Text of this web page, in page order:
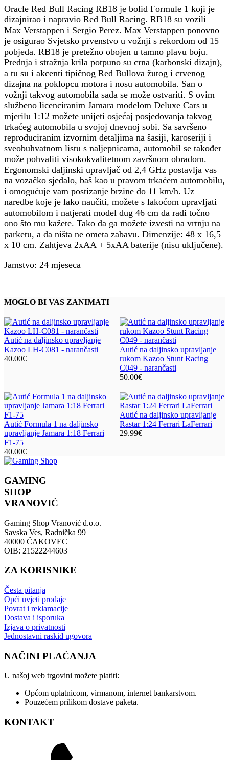
1:12
Oracle
Red
Bull
Racing
RB18
količina
Oracle Red Bull Racing RB18 je bolid Formule 1 koji je
dizajnirao i napravio Red Bull Racing. RB18 su vozili
Max Verstappen i Sergio Perez. Max Verstappen ponovno
je osigurao Svjetsko prvenstvo u vožnji s rekordom od 15
pobjeda. RB18 je pretežno obojen u tamno plavu boju.
Prednja i stražnja krila potpuno su crna (karbonski dizajn),
a tu su i akcenti tipičnog Red Bullova žutog i crvenog
dizajna na poklopcu motora i nosu automobila. San o
vožnji takvog automobila sada se može ostvariti. S ovim
službeno licenciranim Jamara modelom Deluxe Cars u
mjerilu 1:12 možete unijeti osjećaj posjedovanja takvog
trkaćeg automobila u svojoj dnevnoj sobi. Sa savršeno
reproduciranim izvornim detaljima na šasiji, karoseriji i
sveobuhvatnom listu s naljepnicama, automobil se također
može pohvaliti visokokvalitetnom završnom obradom.
Ergonomski daljinski upravljač od 2,4 GHz postavlja vas
na vozačko sjedalo, baš kao u pravom trkaćem automobilu,
i omogućuje vam postizanje brzine do 11 km/h. Uz
naredbe koje je lako naučiti, možete s lakoćom upravljati
automobilom i natjerati model dug 46 cm da radi točno
ono što mu kažete. Tako da ga možete izvesti na vrtnju na
parketu, a da ništa ne ometa zabavu. Dimenzije: 48 x 16,5
x 10 cm. Zahtjeva 2xAA + 5xAA baterije (nisu uključene).
Jamstvo: 24 mjeseca
MOGLO BI VAS ZANIMATI
Autić na daljinsko upravljanje
Kazoo LH-C081 - narančasti
40.00€
Autić na daljinsko upravljanje
rukom Kazoo Stunt Racing
C049 - narančasti
50.00€
Autić Formula 1 na daljinsko
upravljanje Jamara 1:18 Ferrari
F1-75
40.00€
Autić na daljinsko upravljanje
Rastar 1:24 Ferrari LaFerrari
29.99€
GAMING
SHOP
VRANOVIĆ
Gaming Shop Vranović d.o.o.
Savska Ves, Radnička 99
40000 ČAKOVEC
OIB: 21522244603
ZA KORISNIKE
Česta pitanja
Opći uvjeti prodaje
Povrat i reklamacije
Dostava i isporuka
Izjava o privatnosti
Jednostavni raskid ugovora
NAČINI PLAĆANJA
U našoj web trgovini možete platiti:
Općom uplatnicom, virmanom, internet bankarstvom.
Pouzećem prilikom dostave paketa.
KONTAKT